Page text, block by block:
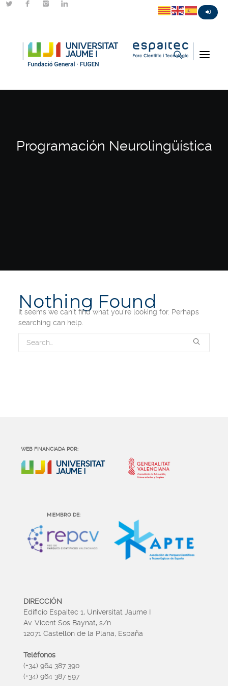
Programación Neurolingüística
Nothing Found
It seems we can’t find what you’re looking for. Perhaps
searching can help.
WEB FINANCIADA POR:
MIEMBRO DE:
DIRECCIÓN
Edificio Espaitec 1, Universitat Jaume I
Av. Vicent Sos Baynat, s/n
12071 Castellón de la Plana, España
Teléfonos
(+34) 964 387 390
(+34) 964 387 597